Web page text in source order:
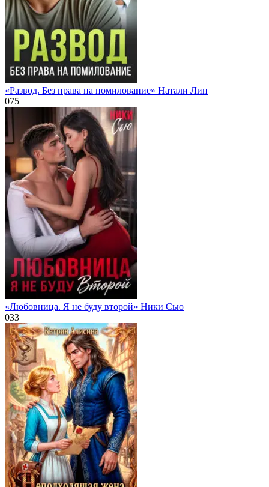
«Развод. Без права на помилование» Натали Лин
075
«Любовница. Я не буду второй» Ники Сью
033